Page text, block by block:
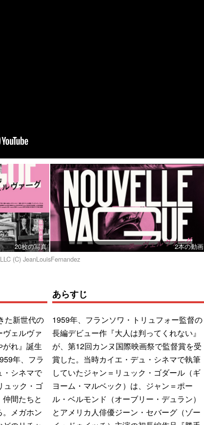
20枚の写真
2本の動画
(C) JeanLouisFernandez
た新世代の
ェルヴァ
れ』誕生
年、フラ
・シネマで
ュック・ゴ
間たちと
メガホン
あらすじ
1959年、フランソワ・トリュフォー監督の
長編デビュー作『大人は判ってくれない』
が、第12回カンヌ国際映画祭で監督賞を受
賞した。当時カイエ・デュ・シネマで執筆
していたジャン＝リュック・ゴダール（ギ
ヨーム・マルベック）は、ジャン＝ポー
ル・ベルモンド（オーブリー・デュラン）
とアメリカ人俳優ジーン・セバーグ（ゾー